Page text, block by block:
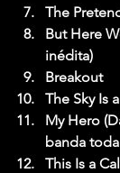
The
But Here
inédita)
Breakout
The Sky Is
My Hero
banda
This Is a